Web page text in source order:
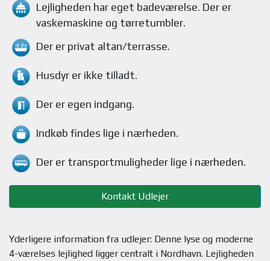
Lejligheden har eget badeværelse. Der er
vaskemaskine og tørretumbler.
Der er privat altan/terrasse.
Husdyr er ikke tilladt.
Der er egen indgang.
Indkøb findes lige i nærheden.
Der er transportmuligheder lige i nærheden.
Kontakt Udlejer
Yderligere information fra udlejer: Denne lyse og moderne
4-værelses lejlighed ligger centralt i Nordhavn. Lejligheden